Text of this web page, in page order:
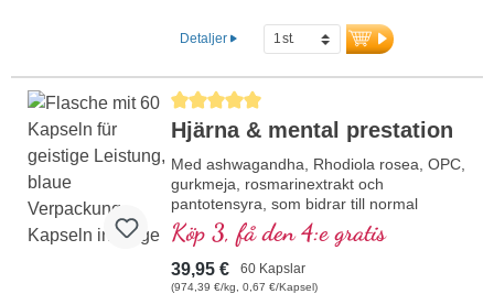
125 mg fosfatidylserin,
107,5 mg fosfatidylinositol,
44,5 mg fosfatidinsyra,
39,5 mg fosfatidyletanolaminer
Använd vår telefoniska kundservice. Din
hälsa ligger oss varmt om hjärtat.
Detaljer
Genomsnittligt betyg på 5 av 5 stjärnor
Hjärna & mental prestation
Med ashwagandha, Rhodiola rosea, OPC,
gurkmeja, rosmarinextrakt och
pantotensyra, som bidrar till normal
mental prestationsförmåga och deltar i
syntesen och omsättningen av vissa
neurotransmittorer. B-vitaminer bioaktiva!
Köp 3, få den 4:e gratis
39,95 € 60 Kapslar
(974,39 €/kg, 0,67 €/Kapsel)